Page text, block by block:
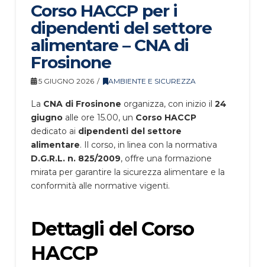
Corso HACCP per i
dipendenti del settore
alimentare – CNA di
Frosinone
5 GIUGNO 2026 AMBIENTE E SICUREZZA
La CNA di Frosinone organizza, con inizio il 24
giugnoalle ore 15.00, un Corso HACCP
dedicato ai dipendenti del settore
alimentare. Il corso, in linea con la normativa
D.G.R.L. n. 825/2009, offre una formazione
mirata per garantire la sicurezza alimentare e la
conformità alle normative vigenti.
Dettagli del Corso
HACCP